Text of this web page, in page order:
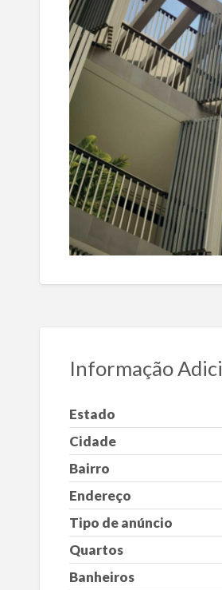
Informação
Estado
Cidade
Bairro
Endereço
Tipo de anúncio
Quartos
Banheiros